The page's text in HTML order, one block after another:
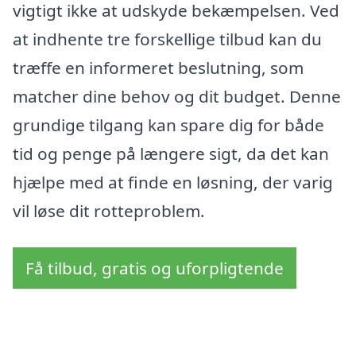
vigtigt ikke at udskyde bekæmpelsen. Ved
at indhente tre forskellige tilbud kan du
træffe en informeret beslutning, som
matcher dine behov og dit budget. Denne
grundige tilgang kan spare dig for både
tid og penge på længere sigt, da det kan
hjælpe med at finde en løsning, der varig
vil løse dit rotteproblem.
Få tilbud, gratis og uforpligtende